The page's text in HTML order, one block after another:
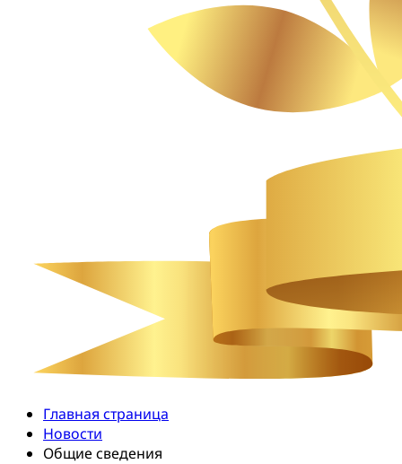
Главная страница
Новости
Общие сведения